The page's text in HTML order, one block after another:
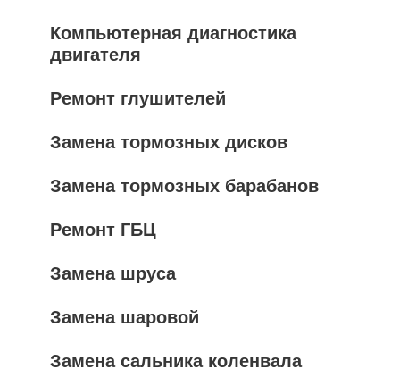
Компьютерная диагностика
двигателя
Ремонт глушителей
Замена тормозных дисков
Замена тормозных барабанов
Ремонт ГБЦ
Замена шруса
Замена шаровой
Замена сальника коленвала